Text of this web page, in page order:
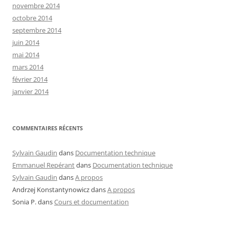
novembre 2014
octobre 2014
septembre 2014
juin 2014
mai 2014
mars 2014
février 2014
janvier 2014
COMMENTAIRES RÉCENTS
Sylvain Gaudin dans Documentation technique
Emmanuel Repérantdans Documentation technique
Sylvain Gaudin dansA propos
Andrzej KonstantynowiczdansA propos
Sonia P.dansCours et documentation